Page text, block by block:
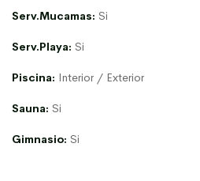
Serv.Mucamas: Si
Serv.Playa: Si
Piscina: Interior / Exterior
Sauna: Si
Gimnasio: Si